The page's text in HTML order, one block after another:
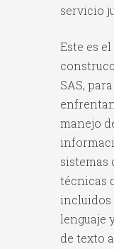
servicio
Este es
SAS,
manejo
sistemas
técnicas
incluidos
lenguaje
de texto